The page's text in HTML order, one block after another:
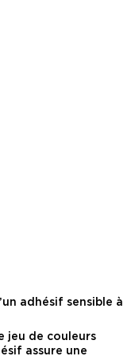
adhésif sensible à
jeu de couleurs
assure une